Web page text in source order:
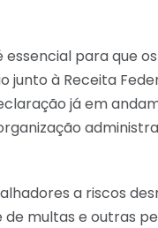
para que
junto à Receita
já em
a riscos
multas e outras